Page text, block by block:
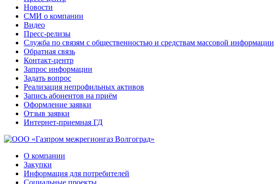
Новости
СМИ о компании
Видео
Пресс-релизы
Служба по связям с общественностью и средствам массовой информации
Обратная связь
Контакт-центр
Запрос информации
Задать вопрос
Реализация непрофильных активов
Запись абонентов на приём
Оформление заявки
Отзыв заявки
Интернет-приемная ГД
О компании
Закупки
Информация для потребителей
Социальные проекты